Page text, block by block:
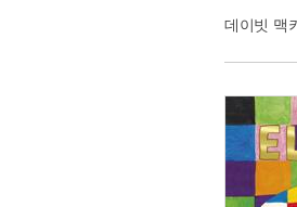
데이빗 맥